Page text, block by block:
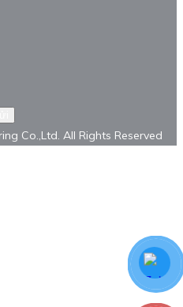
Co.,Ltd. All Rights Reserved